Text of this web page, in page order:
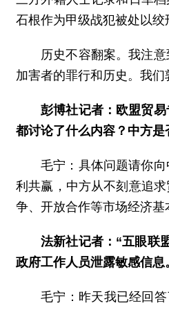
石根作为甲级战犯被处以绞
历史不容翻案。我注
加害者的罪行和历史。我
彭博社记者：欧盟贸
都讨论了什么内容？中方
毛宁：具体问题请你
利共赢，中方从不刻意追
争、开放合作等市场经济
法新社记者：“五眼联
政府工作人员泄露敏感信息
毛宁：昨天我已经回